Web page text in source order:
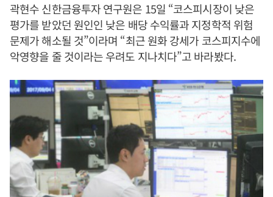
곽현수 신한금융투자 연구원은 15일 “코스피시장이 낮은
평가를 받았던 원인인 낮은 배당 수익률과 지정학적 위험
문제가 해소될 것”이라며 “최근 원화 강세가 코스피지수에
악영향을 줄 것이라는 우려도 지나치다”고 바라봤다.